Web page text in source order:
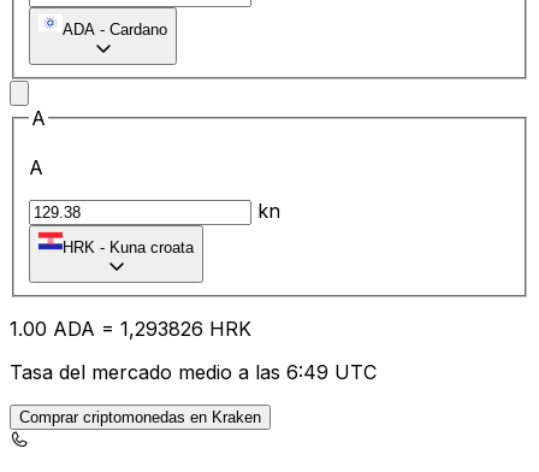
ADA - Cardano
A
A
kn
HRK - Kuna croata
1.00 ADA = 1,293826 HRK
Tasa del mercado medio a las 6:49 UTC
Comprar criptomonedas en Kraken